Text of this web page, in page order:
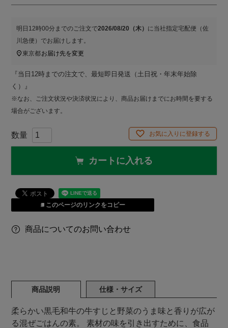
明日 12時00分 までのご注文で2026/08/20（木） に当社指定宅配便（佐
川急便） でお届けします。
東京都お届け先を変更
『当日12時までの注文で、最短即日発送（土日祝・年末年始除
く）』
※なお、ご注文状況や決済状況により、商品お届けまでにお時間を要する
場合がございます。
お気に入りに登録する
カートに入れる
このページのリンクをコピー
商品についてのお問い合わせ
商品説明 仕様・サイズ
柔らかい黒毛和牛の牛すじと野菜のうま味と香りが広が
る混ぜごはんの素。 素材の味を引き出すために、食品